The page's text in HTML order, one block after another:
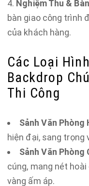
Nghiệm Thu &
bàn giao công trình
của khách hàng.
Các Loại
Backdrop
Thi Công
Sảnh Văn Phòng
hiện đại, sang trọng
Sảnh Văn Phòng
cúng, mang nét
vàng ấm áp.